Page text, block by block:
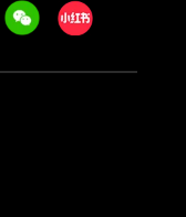
WeechatXiaohongshu/